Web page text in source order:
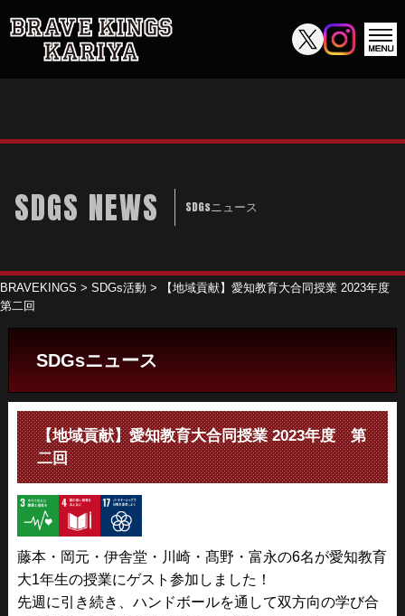
SDGS NEWS SDGsニュース
BRAVEKINGS > SDGs活動 >
【地域貢献】愛知教育大合同授業 2023年度
第二回
SDGsニュース
【地域貢献】愛知教育大合同授業 2023年度 第
二回
藤本・岡元・伊舎堂・川崎・髙野・富永の6名が愛知教育
大1年生の授業にゲスト参加しました！
先週に引き続き、ハンドボールを通して双方向の学び合